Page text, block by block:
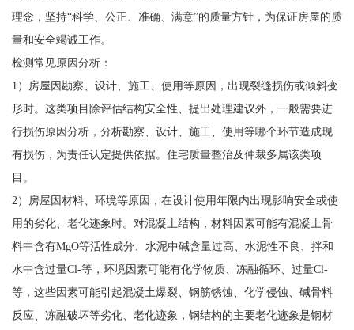
理念，坚持“科学、公正、准确、满意”的质量方针，为保证房屋的质
量和安全竭诚工作。
检测常见原因分析：
1）房屋因勘察、设计、施工、使用等原因，出现裂缝损伤或倾斜变
形时。这类项目除评估结构安全性、提出处理建议外，一般需要进
行损伤原因分析，分析勘察、设计、施工、使用等哪个环节造成现
有损伤，为责任认定提供依据。住宅质量整治及仲裁多属该类项
目。
2）房屋因材料、环境等原因，在设计使用年限内出现影响安全或使
用的劣化、老化迹象时。对混凝土结构，材料因素可能有混凝土骨
料中含有MgO等活性成分、水泥中碱含量过高、水泥性不良、拌和
水中含过量Cl-等，环境因素可能有化学物质、冻融循环、过量Cl-
等，这些因素可能引起混凝土爆裂、钢筋锈蚀、化学侵蚀、碱骨料
反应、冻融破坏等劣化、老化迹象，钢结构的主要老化迹象是钢材